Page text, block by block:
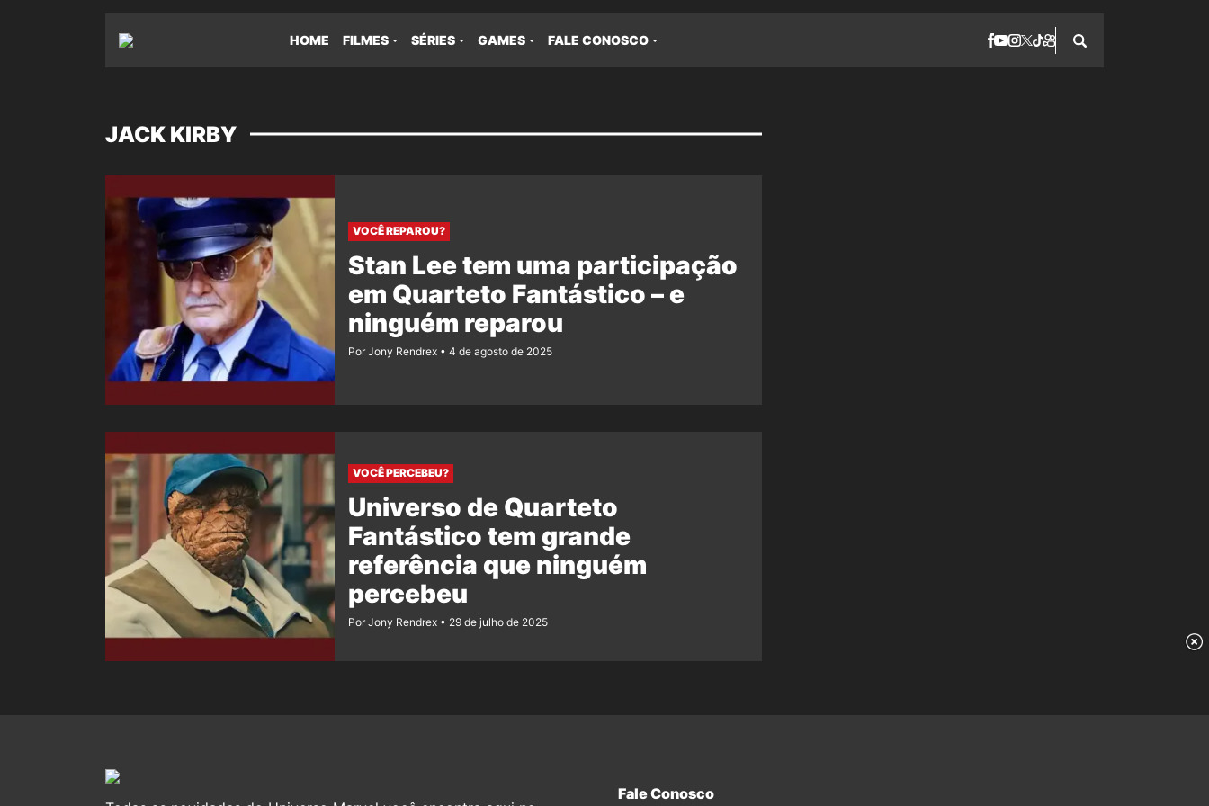
HOME FILMES SÉRIES GAMES FALE CONOSCO
JACK KIRBY
VOCÊ REPAROU?
Stan Lee tem uma participação
em Quarteto Fantástico – e
ninguém reparou
Por Jony Rendrex 4 de agosto de 2025
VOCÊ PERCEBEU?
Universo de Quarteto
Fantástico tem grande
referência que ninguém
percebeu
Por Jony Rendrex 29 de julho de 2025
Fale Conosco